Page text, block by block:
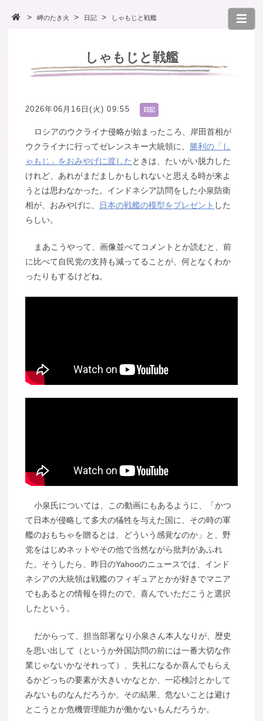
岬のたき火 日記 しゃもじと戦艦
しゃもじと戦艦
2026年06月16日(火) 09:55 日記
ロシアのウクライナ侵略が始まったころ、岸田首相が
ウクライナに行ってゼレンスキー大統領に、
勝利の「し
ゃもじ」をおみやげに渡した ときは、たいがい脱力した
けれど、あれがまだましかもしれないと思える時が来よ
うとは思わなかった。インドネシア訪問をした小泉防衛
相が、おみやげに、
日本の戦艦の模型をプレゼント した
らしい。
まあこうやって、画像並べてコメントとか読むと、前
に比べて自民党の支持も減ってることが、何となくわか
ったりもするけどね。
小泉氏については、この動画にもあるように、「かつ
て日本が侵略して多大の犠牲を与えた国に、その時の軍
艦のおもちゃを贈るとは、どういう感覚なのか」と、野
党をはじめネットやその他で当然ながら批判があふれ
た。そうしたら、昨日のYahooのニュースでは、インド
ネシアの大統領は戦艦のフィギュアとかが好きでマニア
でもあるとの情報を得たので、喜んでいただこうと選択
したという。
だからって、担当部署なり小泉さん本人なりが、歴史
を思い出して（というか外国訪問の前には一番大切な作
業じゃないかなそれって）、失礼になるか喜んでもらえ
るかどっちの要素が大きいかなとか、一応検討とかして
みないものなんだろうか。その結果、危ないことは避け
とこうとか危機管理能力が働かないもんだろうか。